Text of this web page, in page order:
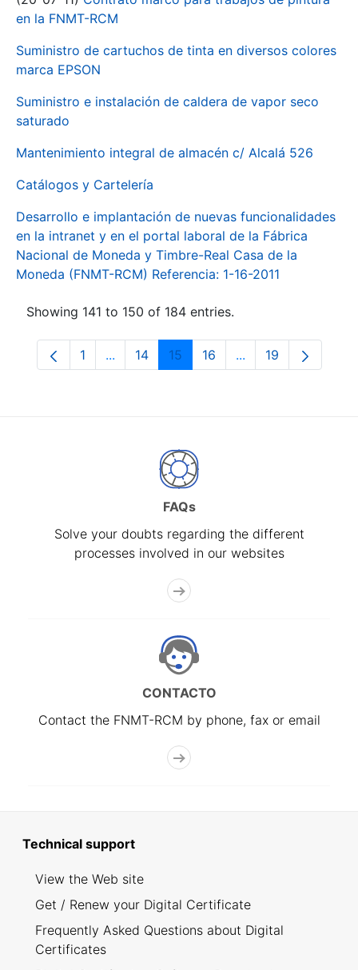
en la FNMT-RCM
Suministro de cartuchos de tinta en diversos colores
marca EPSON
Suministro e instalación de caldera de vapor seco
saturado
Mantenimiento integral de almacén c/ Alcalá 526
Catálogos y Cartelería
Desarrollo e implantación de nuevas funcionalidades
en la intranet y en el portal laboral de la Fábrica
Nacional de Moneda y Timbre-Real Casa de la
Moneda (FNMT-RCM) Referencia: 1-16-2011
Showing 141 to 150 of 184 entries.
Page
1 ...Intermediate Pages Use TAB to navigate.
Page
14 Page
15 Page
16 ...Intermediate
Page
19
FAQs
Solve your doubts regarding the different
processes involved in our websites
CONTACTO
Contact the FNMT-RCM by phone, fax or email
Technical support
View the Web site
Get / Renew your Digital Certificate
Frequently Asked Questions about Digital
Certificates